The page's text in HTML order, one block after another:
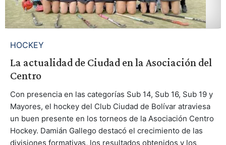
HOCKEY
La actualidad de Ciudad en la Asociación del
Centro
Con presencia en las categorías Sub 14, Sub 16, Sub 19 y
Mayores, el hockey del Club Ciudad de Bolívar atraviesa
un buen presente en los torneos de la Asociación Centro
Hockey. Damián Gallego destacó el crecimiento de las
divisiones formativas, los resultados obtenidos y los